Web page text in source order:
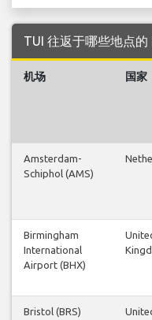
TUI 往返于哪些地点
机场 国家
Amsterdam-
Schiphol (AMS)
Birmingham
International
Airport (BHX)
Bristol (BRS)